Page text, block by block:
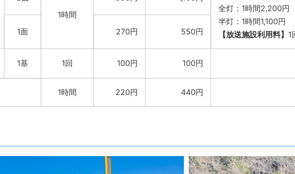
1時間
全灯：1時間2,200円
半灯：1時間1,100円
【放送施設利用料】 1
1面 270円 550円
1基 1回 100円 100円
1時間 220円 440円